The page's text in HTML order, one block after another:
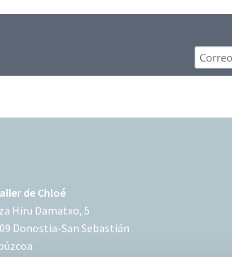
de Chloé
Hiru Damatxo, 5
Donostia-San Sebastián